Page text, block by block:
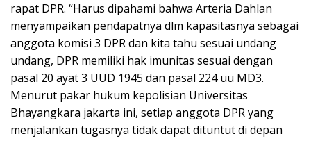
rapat DPR. “Harus dipahami bahwa Arteria Dahlan
menyampaikan pendapatnya dlm kapasitasnya sebagai
anggota komisi 3 DPR dan kita tahu sesuai undang
undang, DPR memiliki hak imunitas sesuai dengan
pasal 20 ayat 3 UUD 1945 dan pasal 224 uu MD3.
Menurut pakar hukum kepolisian Universitas
Bhayangkara jakarta ini, setiap anggota DPR yang
menjalankan tugasnya tidak dapat dituntut di depan